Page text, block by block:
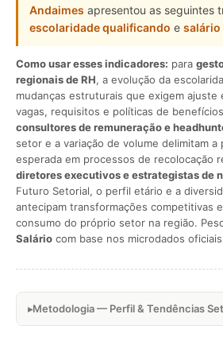
Andaimes apresentou as seguintes
escolaridade qualificando e salário
Como usar esses indicadores: para
regionais de RH, a evolução da
mudanças estruturais que exigem ajuste
vagas, requisitos e políticas de
consultores de remuneração e
setor e a variação de volume delimitam a
esperada em processos de recolocação
diretores executivos e estrategistas de
Futuro Setorial, o perfil etário e a
antecipam transformações competitivas
consumo do próprio setor na região.
Salário com base nos microdados oficiais
Metodologia — Perfil & Tendências